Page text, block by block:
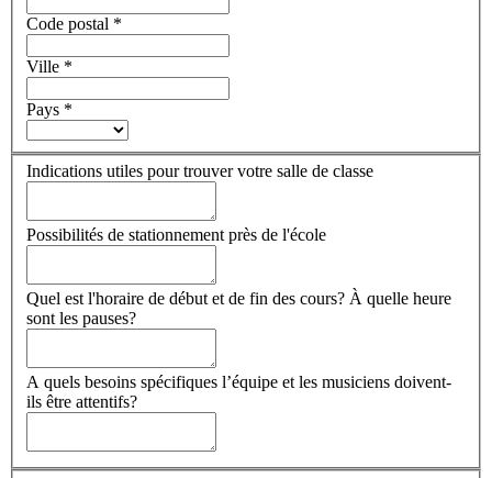
Code postal *
Ville *
Pays *
Indications utiles pour trouver votre salle de classe
Possibilités de stationnement près de l'école
Quel est l'horaire de début et de fin des cours? À quelle heure
sont les pauses?
A quels besoins spécifiques l’équipe et les musiciens doivent-
ils être attentifs?